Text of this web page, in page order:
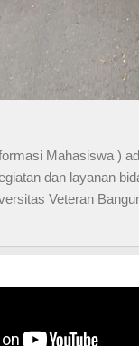
Mahasiswa )
dan layanan
Veteran